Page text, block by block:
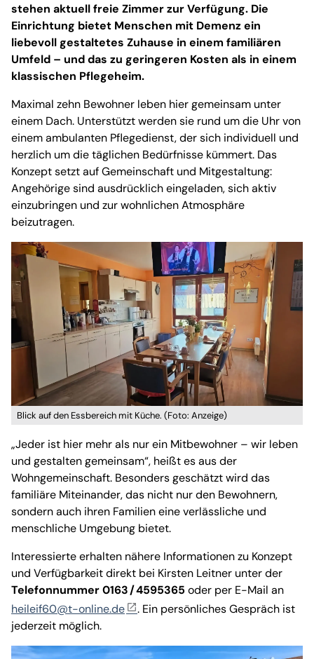
stehen aktuell freie Zimmer zur Verfügung. Die
Einrichtung bietet Menschen mit Demenz ein
liebevoll gestaltetes Zuhause in einem familiären
Umfeld – und das zu geringeren Kosten als in einem
klassischen Pflegeheim.
Maximal zehn Bewohner leben hier gemeinsam unter
einem Dach. Unterstützt werden sie rund um die Uhr von
einem ambulanten Pflegedienst, der sich individuell und
herzlich um die täglichen Bedürfnisse kümmert. Das
Konzept setzt auf Gemeinschaft und Mitgestaltung:
Angehörige sind ausdrücklich eingeladen, sich aktiv
einzubringen und zur wohnlichen Atmosphäre
beizutragen.
Blick auf den Essbereich mit Küche. (Foto: Anzeige)
„Jeder ist hier mehr als nur ein Mitbewohner – wir leben
und gestalten gemeinsam“, heißt es aus der
Wohngemeinschaft. Besonders geschätzt wird das
familiäre Miteinander, das nicht nur den Bewohnern,
sondern auch ihren Familien eine verlässliche und
menschliche Umgebung bietet.
Interessierte erhalten nähere Informationen zu Konzept
und Verfügbarkeit direkt bei Kirsten Leitner unter der
Telefonnummer 0163 / 4595365 oder per E-Mail an
heileif60@t-online.de
. Ein persönliches Gespräch ist
jederzeit möglich.